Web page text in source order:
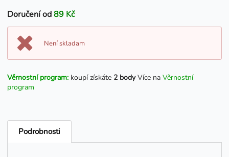
Doručení od89 Kč
Není skladam
Věrnostní program: koupí získáte 2 bodyVíce na Věrnostní
program
Podrobnosti